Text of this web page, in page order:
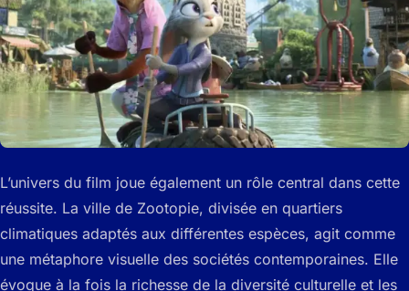
L’univers du film joue également un rôle central dans cette
réussite. La ville de Zootopie, divisée en quartiers
climatiques adaptés aux différentes espèces, agit comme
une métaphore visuelle des sociétés contemporaines. Elle
évoque à la fois la richesse de la diversité culturelle et les